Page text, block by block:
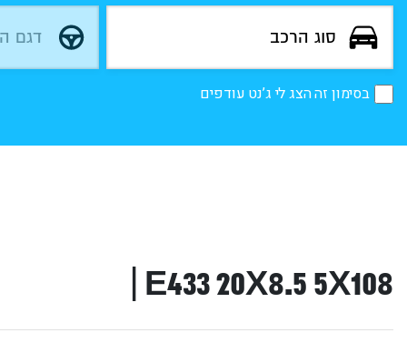
בסימון זה הצג לי ג’נט עודפים
E433 20X8.5 5X108 |